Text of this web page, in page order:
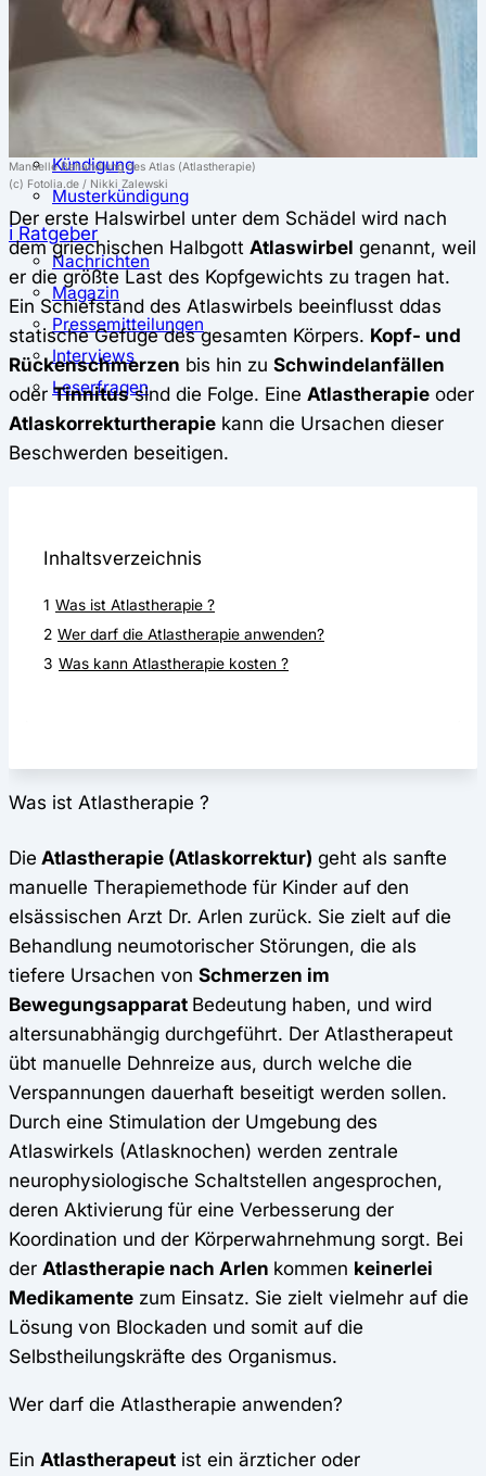
⚖️ Vergleich & Rechner
Krankenkassenvergleich
Krankenkassenrechner
↔ Wechsel
Krankenkassenwechsel
Kündigung
Musterkündigung
ℹ Ratgeber
Nachrichten
Magazin
Pressemitteilungen
Interviews
Leserfragen
Manuelle Behandlung des Atlas (Atlastherapie)
(c) Fotolia.de / Nikki Zalewski
Der erste Halswirbel unter dem Schädel wird nach
dem griechischen Halbgott Atlaswirbel genannt, weil
er die größte Last des Kopfgewichts zu tragen hat.
Ein Schiefstand des Atlaswirbels beeinflusst ddas
statische Gefüge des gesamten Körpers. Kopf- und
Rückenschmerzen bis hin zu Schwindelanfällen
oderTinnitussind die Folge. Eine Atlastherapie oder
Atlaskorrekturtherapie kann die Ursachen dieser
Beschwerden beseitigen.
Inhaltsverzeichnis
1 Was ist Atlastherapie ?
2 Wer darf die Atlastherapie anwenden?
3 Was kann Atlastherapie kosten ?
Was ist Atlastherapie ?
Die Atlastherapie (Atlaskorrektur) geht als sanfte
manuelle Therapiemethode für Kinder auf den
elsässischen Arzt Dr. Arlen zurück. Sie zielt auf die
Behandlung neumotorischer Störungen, die als
tiefere Ursachen von Schmerzen im
Bewegungsapparat Bedeutung haben, und wird
altersunabhängig durchgeführt. Der Atlastherapeut
übt manuelle Dehnreize aus, durch welche die
Verspannungen dauerhaft beseitigt werden sollen.
Durch eine Stimulation der Umgebung des
Atlaswirkels (Atlasknochen) werden zentrale
neurophysiologische Schaltstellen angesprochen,
deren Aktivierung für eine Verbesserung der
Koordination und der Körperwahrnehmung sorgt. Bei
der Atlastherapie nach Arlen kommen keinerlei
Medikamente zum Einsatz. Sie zielt vielmehr auf die
Lösung von Blockaden und somit auf die
Selbstheilungskräfte des Organismus.
Wer darf die Atlastherapie anwenden?
Ein Atlastherapeut ist ein ärzticher oder